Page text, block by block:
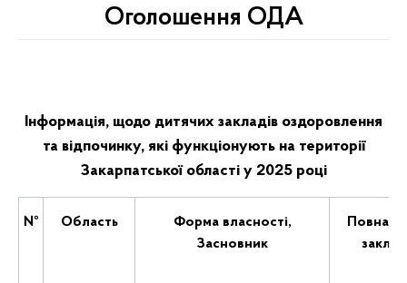
Оголошення ОДА
Інформація, щодо дитячих закладів оздоровлення
та відпочинку, які функціонують на території
Закарпатської області у 2025 році
№ Область
Форма власності,
Засновник
Повна